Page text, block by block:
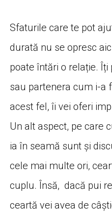
Sfaturile care te pot
durată nu se opresc
poate întări o relație.
sau partenera cum i-a
acest fel, îi vei oferi
Un alt aspect, pe care
ia în seamă sunt și
cele mai multe ori,
cuplu. Însă, dacă pui
ceartă vei avea de